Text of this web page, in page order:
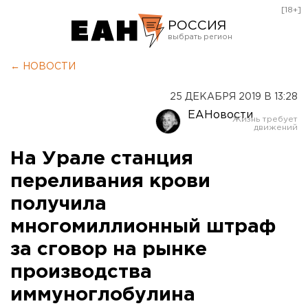
РОССИЯ
Оренбург
[18+]
← НОВОСТИ
25 ДЕКАБРЯ 2019 В 13:28
ЕАНовости
На Урале станция
переливания крови
получила
многомиллионный штраф
за сговор на рынке
производства
иммуноглобулина